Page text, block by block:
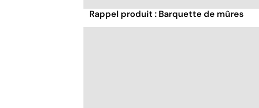
Rappel produit : Barquette de mûres